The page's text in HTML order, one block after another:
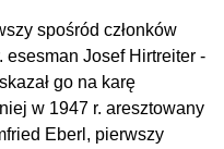
spośród członków
esesman Josef Hirtreiter -
go na karę
w 1947 r. aresztowany
Eberl, pierwszy